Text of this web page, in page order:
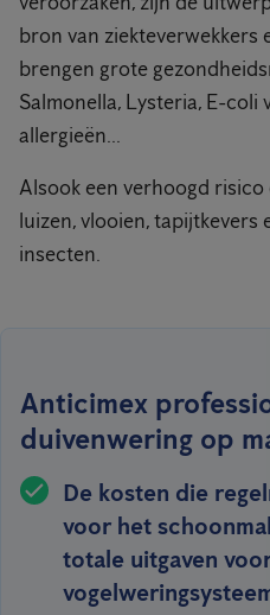
bron van ziekteverwekkers
brengen grote
Salmonella, Lysteria, E-coli
allergieën...
Alsook een verhoogd
luizen, vlooien, tapijtkevers
insecten.
Anticimex
duivenwering op
De kosten die
voor het
totale uitgaven